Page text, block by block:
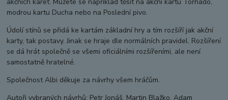
akčních karet. Můžete se například těšit na akční kartu Tornádo,
modrou kartu Ducha nebo na Poslední pivo.
Údolí stínů se přidá ke kartám základní hry a tím rozšíří jak akční
karty, tak postavy. Jinak se hraje dle normálních pravidel. Rozšíření
se dá hrát společně se všemi oficiálními rozšířeními, ale není
samostatně hratelné.
Společnost Albi děkuje za návrhy všem hráčům.
Autoři vybraných návrhů: Petr Jonáš, Martin Blažko, Adam